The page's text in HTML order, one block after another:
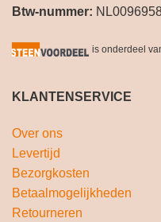
Btw-nummer:
is onderdeel
KLANTENSERVICE
Over ons
Levertijd
Bezorgkosten
Betaalmogelijkheden
Retourneren